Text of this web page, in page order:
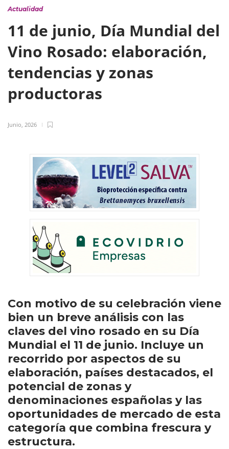
Actualidad
11 de junio, Día Mundial del
Vino Rosado: elaboración,
tendencias y zonas
productoras
Junio, 2026
Con motivo de su celebración viene
bien un breve análisis con las
claves del vino rosado en su Día
Mundial el 11 de junio. Incluye un
recorrido por aspectos de su
elaboración, países destacados, el
potencial de zonas y
denominaciones españolas y las
oportunidades de mercado de esta
categoría que combina frescura y
estructura.